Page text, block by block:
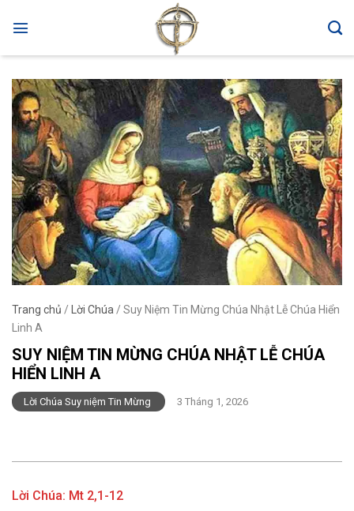
Trang chủ / Lời Chúa/ Suy Niệm Tin Mừng Chúa Nhật Lễ Chúa Hiển
Linh A
SUY NIỆM TIN MỪNG CHÚA NHẬT LỄ CHÚA
HIỂN LINH A
Lời Chúa Suy niệm Tin Mừng 3 Tháng 1, 2026
Lời Chúa: Mt 2,1-12